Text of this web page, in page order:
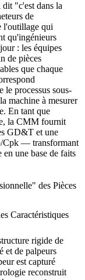
"c'est dans la
de
l'outillage qui
qu'ingénieurs
: les équipes
de pièces
que chaque
le processus sous-
machine à mesurer
En tant que
la CMM fournit
GD&T et une
Cpk — transformant
une base de faits
des Pièces
Caractéristiques
rigide de
et de palpeurs
est capturé
reconstruit